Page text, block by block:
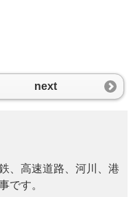
next
、高速道路、河川、港
です。